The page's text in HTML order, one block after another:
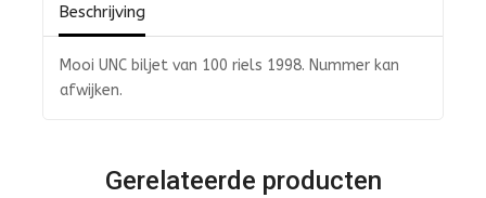
Beschrijving
Mooi UNC biljet van 100 riels 1998. Nummer kan
afwijken.
Gerelateerde producten